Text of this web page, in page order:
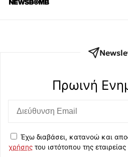
Πρωινή
Έχω διαβάσει, κατανοώ και
χρήσης του ιστότοπου της εταιρείας